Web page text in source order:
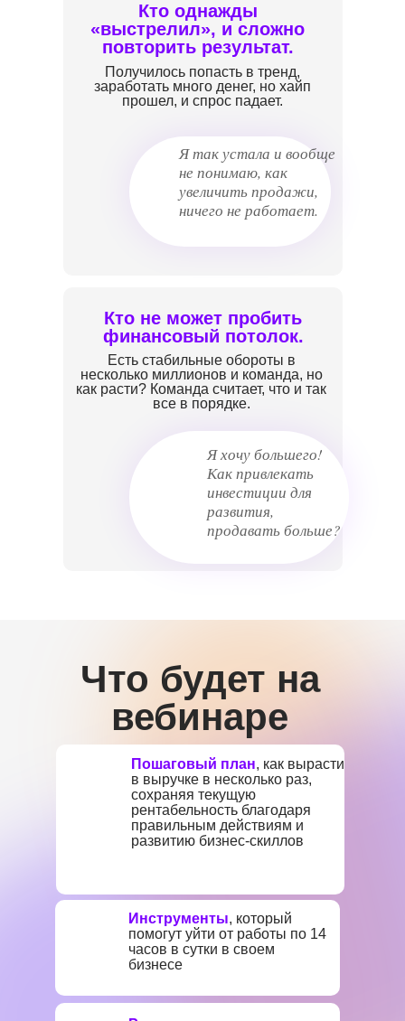
Кто однажды
«выстрелил», и сложно
повторить результат.
Кто не может пробить
финансовый потолок.
Получилось попасть в тренд,
заработать много денег, но хайп
прошел, и спрос падает.
Есть стабильные обороты в
несколько миллионов и команда, но
как расти? Команда считает, что и так
все в порядке.
Я так устала и вообще
не понимаю, как
увеличить продажи,
ничего не работает.
Я хочу большего!
Как привлекать
инвестиции для
развития,
продавать больше?
Что будет на
вебинаре
Пошаговый план, как вырасти
в выручке в несколько раз,
сохраняя текущую
рентабельность благодаря
правильным действиям и
развитию бизнес-скиллов
Инструменты, который
помогут уйти от работы по 14
часов в сутки в своем
бизнесе